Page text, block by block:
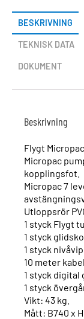
BESKRIVNING
TEKNISK DATA
DOKUMENT
Beskrivning
Flygt
Micropac
kopplingsfot.
Micropac 7
Utloppsrör
1 styck Flygt
1 styck
1 styck
10 meter
1 styck digital
1 styck
Vikt: 43 kg.
Mått: B740 x